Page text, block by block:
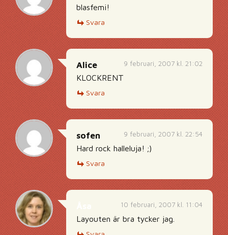
blasfemi!
Svara
9 februari, 2007 kl. 21:02
Alice
KLOCKRENT
Svara
9 februari, 2007 kl. 22:54
sofen
Hard rock halleluja! ;)
Svara
10 februari, 2007 kl. 11:04
Layouten är bra tycker jag.